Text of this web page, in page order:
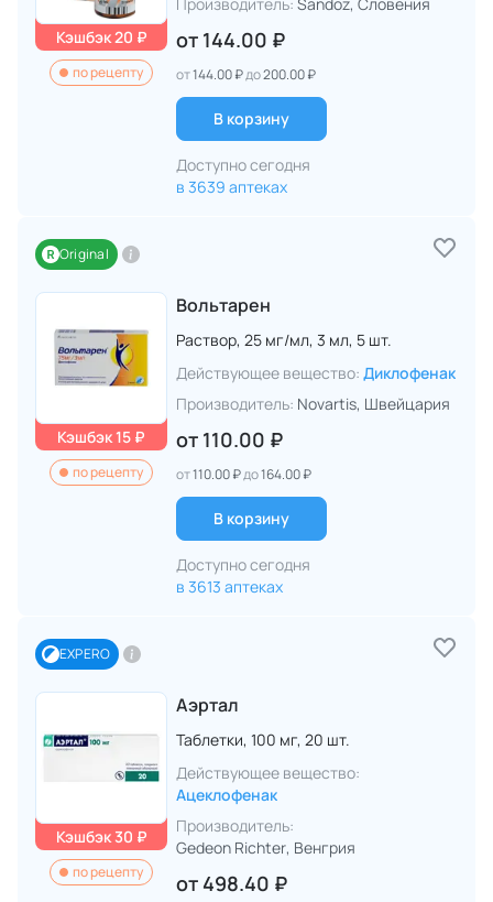
Кэшбэк 20 ₽
по рецепту
от 144.00 ₽
от144.00 ₽до200.00 ₽
В корзину
Доступно сегодня
в 3639 аптеках
Original
Кэшбэк 15 ₽
по рецепту
Вольтарен
Раствор, 25 мг/мл, 3 мл, 5 шт.
Действующее вещество: Диклофенак
Производитель: Novartis, Швейцария
от 110.00 ₽
от110.00 ₽до164.00 ₽
В корзину
Доступно сегодня
в 3613 аптеках
EXPERO
Кэшбэк 30 ₽
по рецепту
Аэртал
Таблетки, 100 мг, 20 шт.
Действующее вещество:
Ацеклофенак
Производитель:
Gedeon Richter, Венгрия
от 498.40 ₽